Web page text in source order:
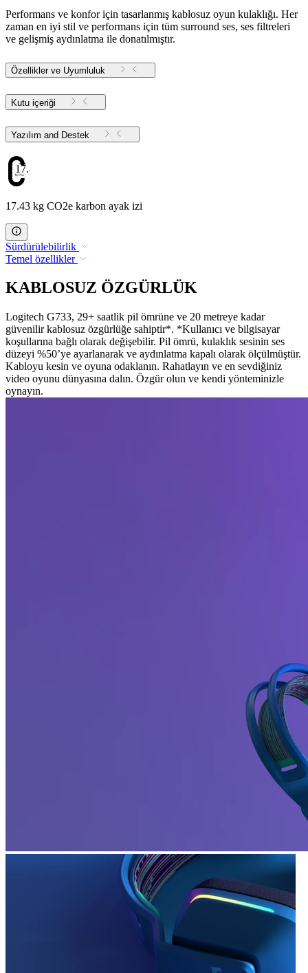
Performans ve konfor için tasarlanmış kablosuz oyun kulaklığı. Her
zaman en iyi stil ve performans için tüm surround ses, ses filtreleri
ve gelişmiş aydınlatma ile donatılmıştır.
Özellikler ve Uyumluluk
Kutu içeriği
Yazılım and Destek
17.43
17.43 kg CO2e karbon ayak izi
Sürdürülebilirlik
Temel özellikler
KABLOSUZ ÖZGÜRLÜK
Logitech G733, 29+ saatlik pil ömrüne ve 20 metreye kadar
güvenilir kablosuz özgürlüğe sahiptir*. *Kullanıcı ve bilgisayar
koşullarına bağlı olarak değişebilir. Pil ömrü, kulaklık sesinin ses
düzeyi %50’ye ayarlanarak ve aydınlatma kapalı olarak ölçülmüştür.
Kabloyu kesin ve oyuna odaklanın. Rahatlayın ve en sevdiğiniz
video oyunu dünyasına dalın. Özgür olun ve kendi yönteminizle
oynayın.